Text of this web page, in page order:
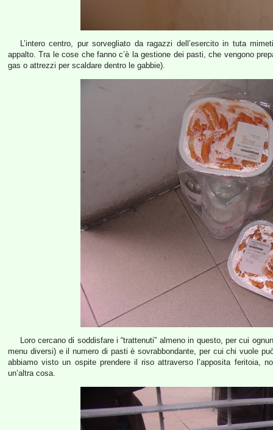
L’intero centro, pur sorvegliato da ragazzi dell’esercito in tuta
appalto. Tra le cose che fanno c’è la gestione dei pasti, che vengono
gas o attrezzi per scaldare dentro le gabbie).
Loro cercano di soddisfare i “trattenuti” almeno in questo, per cui
menu diversi) e il numero di pasti è sovrabbondante, per cui chi vuole
abbiamo visto un ospite prendere il riso attraverso l’apposita feritoia,
un’altra cosa.